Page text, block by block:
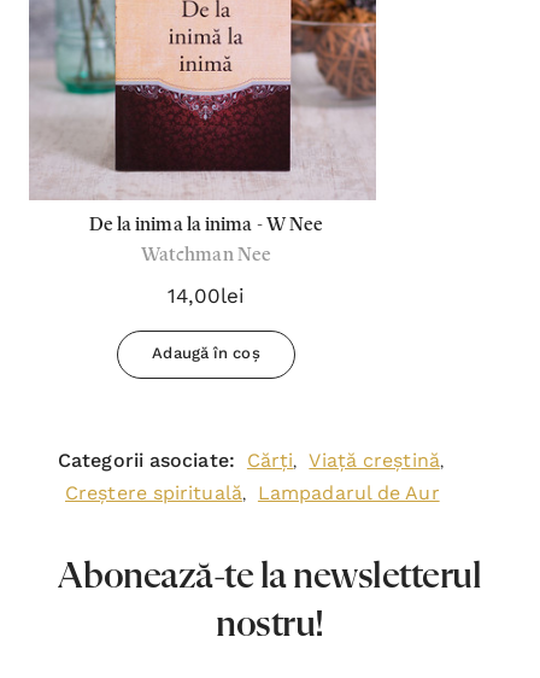
De la inima la inima - W Nee
Watchman Nee
14,00lei
Adaugă în coș
Categorii asociate: Cărți, Viață creștină,
Creștere spirituală, Lampadarul de Aur
Abonează-te la newsletterul
nostru!